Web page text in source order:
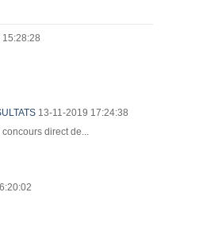
13-11-2019 17:24:38
direct de...